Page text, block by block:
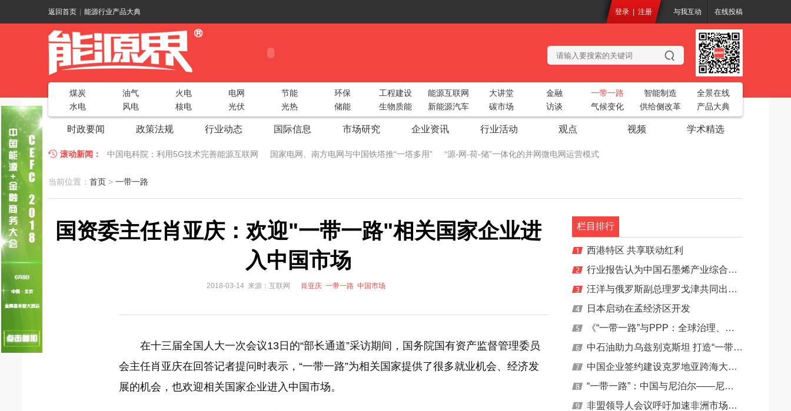
返回首页 能源行业产品大典 登录 注册 与我互动 在线投稿
煤炭 油气 火电 电网 节能 环保 工程建设 能源互联网 大讲堂 金融 一带一路 智能制造
全景在线
水电
风电 核电 光伏 光热 储能 生物质能 新能源汽车 碳市场 访谈 气候变化 供给侧改革 产品大典
时政要闻 政策法规 行业动态 国际信息 市场研究 企业资讯 行业活动 观点 视频 学术精选
滚动新闻： 中国电科院：利用5G技术完善能源互联网 国家电网、南方电网与中国铁塔推“一塔多用” “源-网-荷-储”一体化的并网微电网运营模式
江苏车牛山岛智能微电网验收投运
因储能而智慧，为储能而创新——第五届国际储能峰会重磅出击！ 2018中部太阳能光伏展湖北地区动员会圆满召开 2018中国烘干创新大会
低温冷凝技术助力大气污染防治，打造清洁型绿色工业 广州新能源汽车生态产业链展5月9日开幕 各大领军企业共聚一堂
碧桂园打造新能源汽车小镇 构筑电动汽车生态圈 新疆兵团推广太阳能电子自动化节水灌溉 成都院中标鱼跳水电站生态基流工程设计项目
国家电网入局区块链 打造国家级能源互联网 湖北竹山永久关停7座水电站保护堵河源生态 核电已成中国东部沿海地区主力清洁能源
当前位置： 首页 > 一带一路
国资委主任肖亚庆：欢迎"一带一路"相关国家企业进
入中国市场
2018-03-14 来源：互联网 肖亚庆 一带一路 中国市场
在十三届全国人大一次会议13日的“部长通道”采访期间，国务院国有资产监督管理委员
会主任肖亚庆在回答记者提问时表示，“一带一路”为相关国家提供了很多就业机会、经济发
展的机会，也欢迎相关国家企业进入中国市场。
栏目排行
西港特区 共享联动红利
行业报告认为中国石墨烯产业综合实力世界领先
汪洋与俄罗斯副总理罗戈津共同出席第三届中俄博览会活动
日本启动在孟经济区开发
《“一带一路”与PPP：全球治理、区域合作与中国模式》蓝皮书在对外经济贸易大学发布
中石油助力乌兹别克斯坦 打造“一带一路”油气合作品牌工程
中国企业签约建设克罗地亚跨海大桥项目
“一带一路”：中国与尼泊尔——尼泊尔高级政务研修班（第三期）顺利结业
非盟领导人会议呼吁加速非洲市场一体化和自由化